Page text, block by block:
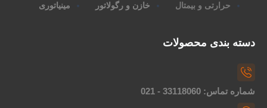
حرارتی و بیمتال خازن و رگولاتور مینیاتوری
بندی محصولات
تماس: 33118060 - 021